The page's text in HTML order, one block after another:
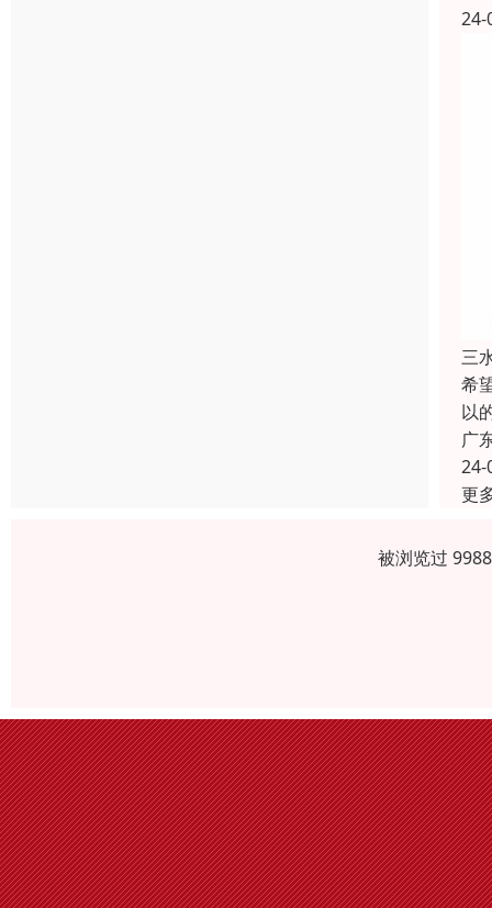
24-
三
希
以
广
24-
更
被浏览过